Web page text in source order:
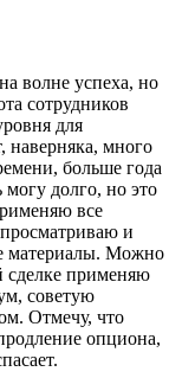
волне успеха, но
сотрудников
для
наверняка, много
больше года
долго, но это
все
и
материалы. Можно
сделке применяю
советую
Отмечу, что
опциона,